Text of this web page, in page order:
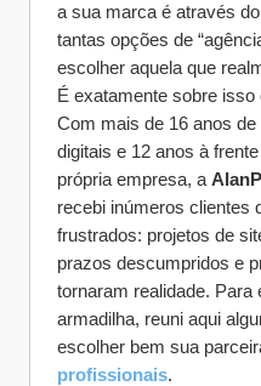
a sua marca é através
tantas opções de
escolher aquela que
É exatamente sobre
Com mais de 16 anos
digitais e 12 anos à
própria empresa, a
recebi inúmeros clientes
frustrados: projetos de
prazos descumpridos e
tornaram realidade.
armadilha, reuni aqui
escolher bem sua
profissionais.